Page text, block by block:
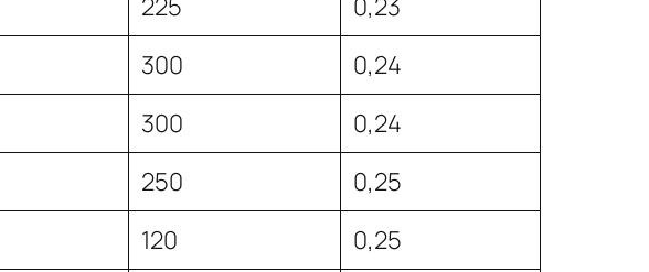
300
0,24
300
0,24
250
0,25
120
0,25